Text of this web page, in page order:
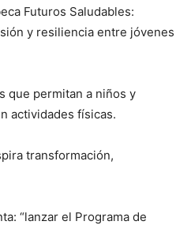
Futuros Saludables:
y resiliencia entre jóvenes
que permitan a niños y
actividades físicas.
transformación,
“lanzar el Programa de